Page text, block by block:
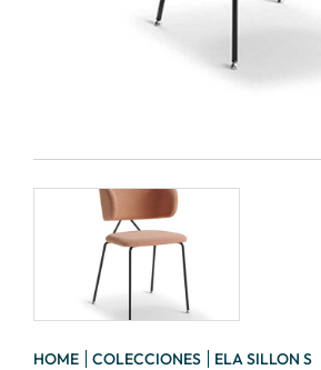
HOME COLECCIONES ELA SILLON S